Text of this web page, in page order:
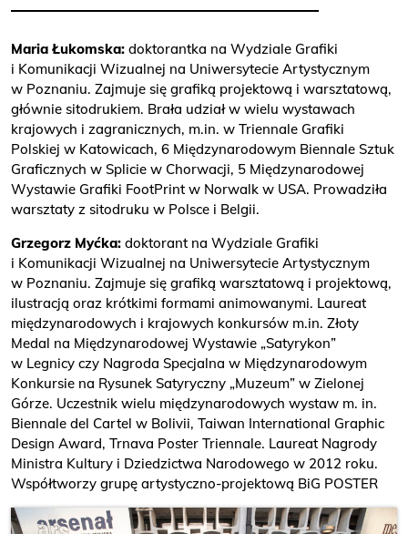
Maria Łukomska: doktorantka na Wydziale Grafiki
i Komunikacji Wizualnej na Uniwersytecie Artystycznym
w Poznaniu. Zajmuje się grafiką projektową i warsztatową,
głównie sitodrukiem. Brała udział w wielu wystawach
krajowych i zagranicznych, m.in. w Triennale Grafiki
Polskiej w Katowicach, 6 Międzynarodowym Biennale Sztuk
Graficznych w Splicie w Chorwacji, 5 Międzynarodowej
Wystawie Grafiki FootPrint w Norwalk w USA. Prowadziła
warsztaty z sitodruku w Polsce i Belgii.
Grzegorz Myćka: doktorant na Wydziale Grafiki
i Komunikacji Wizualnej na Uniwersytecie Artystycznym
w Poznaniu. Zajmuje się grafiką warsztatową i projektową,
ilustracją oraz krótkimi formami animowanymi. Laureat
międzynarodowych i krajowych konkursów m.in. Złoty
Medal na Międzynarodowej Wystawie „Satyrykon”
w Legnicy czy Nagroda Specjalna w Międzynarodowym
Konkursie na Rysunek Satyryczny „Muzeum” w Zielonej
Górze. Uczestnik wielu międzynarodowych wystaw m. in.
Biennale del Cartel w Bolivii, Taiwan International Graphic
Design Award, Trnava Poster Triennale. Laureat Nagrody
Ministra Kultury i Dziedzictwa Narodowego w 2012 roku.
Współtworzy grupę artystyczno-projektową BiG POSTER